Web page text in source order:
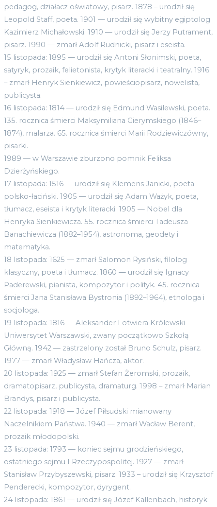
pedagog, działacz oświatowy, pisarz. 1878 – urodził się
Leopold Staff, poeta. 1901 — urodził się wybitny egiptolog
Kazimierz Michałowski. 1910 — urodził się Jerzy Putrament,
pisarz. 1990 — zmarł Adolf Rudnicki, pisarz i eseista.
15 listopada: 1895 — urodził się Antoni Słonimski, poeta,
satyryk, prozaik, felietonista, krytyk literacki i teatralny. 1916
– zmarł Henryk Sienkiewicz, powieściopisarz, nowelista,
publicysta.
16 listopada: 1814 — urodził się Edmund Wasilewski, poeta.
135. rocznica śmierci Maksymiliana Gierymskiego (1846–
1874), malarza. 65. rocznica śmierci Marii Rodziewiczówny,
pisarki.
1989 — w Warszawie zburzono pomnik Feliksa
Dzierżyńskiego.
17 listopada: 1516 — urodził się Klemens Janicki, poeta
polsko-łaciński. 1905 — urodził się Adam Ważyk, poeta,
tłumacz, eseista i krytyk literacki. 1905 — Nobel dla
Henryka Sienkiewicza. 55. rocznica śmierci Tadeusza
Banachiewicza (1882–1954), astronoma, geodety i
matematyka.
18 listopada: 1625 — zmarł Salomon Rysiński, filolog
klasyczny, poeta i tłumacz. 1860 — urodził się Ignacy
Paderewski, pianista, kompozytor i polityk. 45. rocznica
śmierci Jana Stanisława Bystronia (1892–1964), etnologa i
socjologa.
19 listopada: 1816 — Aleksander I otwiera Królewski
Uniwersytet Warszawski, zwany początkowo Szkołą
Główną. 1942 — zastrzelony został Bruno Schulz, pisarz.
1977 — zmarł Władysław Hańcza, aktor.
20 listopada: 1925 — zmarł Stefan Żeromski, prozaik,
dramatopisarz, publicysta, dramaturg. 1998 – zmarł Marian
Brandys, pisarz i publicysta.
22 listopada: 1918 — Józef Piłsudski mianowany
Naczelnikiem Państwa. 1940 — zmarł Wacław Berent,
prozaik młodopolski.
23 listopada: 1793 — koniec sejmu grodzieńskiego,
ostatniego sejmu I Rzeczypospolitej. 1927 — zmarł
Stanisław Przybyszewski, pisarz. 1933 – urodził się Krzysztof
Penderecki, kompozytor, dyrygent.
24 listopada: 1861 — urodził się Józef Kallenbach, historyk